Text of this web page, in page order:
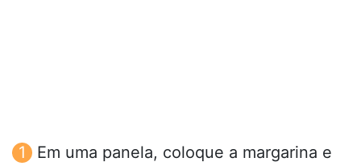
Em uma panela, coloque a margarina e